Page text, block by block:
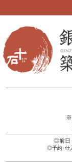
※
◎前日
◎予約･仕